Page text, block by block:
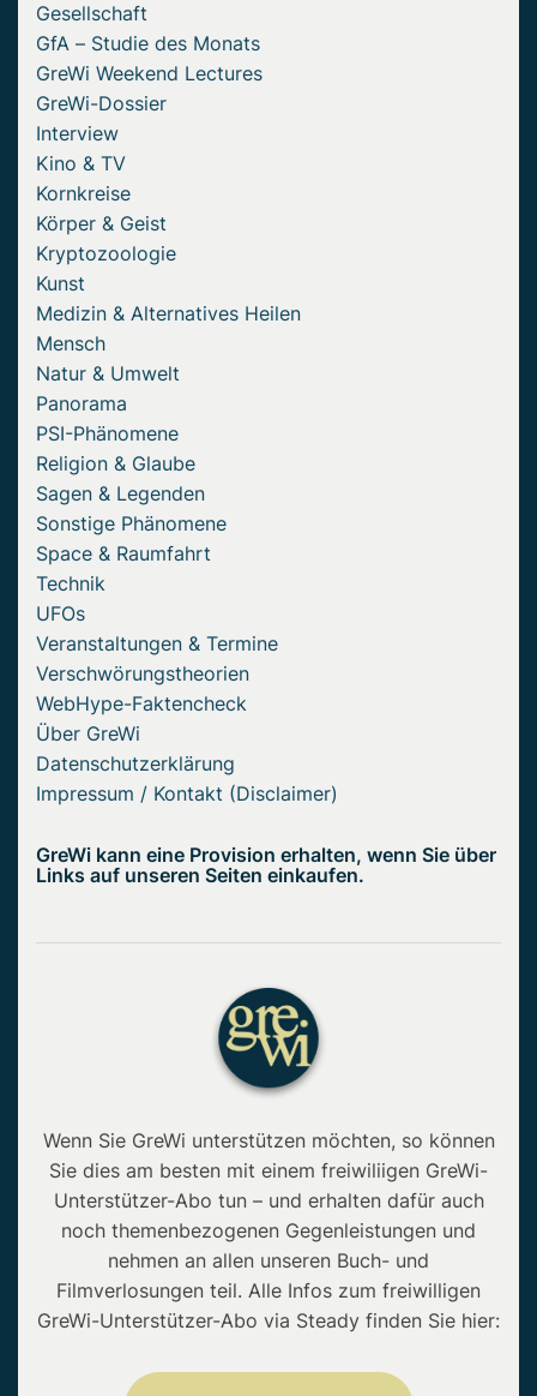
Gesellschaft
GfA – Studie des Monats
GreWi Weekend Lectures
GreWi-Dossier
Interview
Kino & TV
Kornkreise
Körper & Geist
Kryptozoologie
Kunst
Medizin & Alternatives Heilen
Mensch
Natur & Umwelt
Panorama
PSI-Phänomene
Religion & Glaube
Sagen & Legenden
Sonstige Phänomene
Space & Raumfahrt
Technik
UFOs
Veranstaltungen & Termine
Verschwörungstheorien
WebHype-Faktencheck
Über GreWi
Datenschutzerklärung
Impressum / Kontakt (Disclaimer)
GreWi kann eine Provision erhalten, wenn Sie über
Links auf unseren Seiten einkaufen.
Wenn Sie GreWi unterstützen möchten, so können
Sie dies am besten mit einem freiwiliigen GreWi-
Unterstützer-Abo tun – und erhalten dafür auch
noch themenbezogenen Gegenleistungen und
nehmen an allen unseren Buch- und
Filmverlosungen teil. Alle Infos zum freiwilligen
GreWi-Unterstützer-Abo via Steady finden Sie hier: